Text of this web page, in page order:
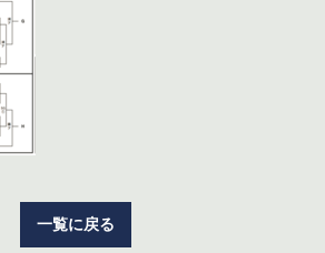
一覧に戻る